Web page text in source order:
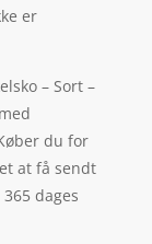
er
– Sort –
du for
at få sendt
dages